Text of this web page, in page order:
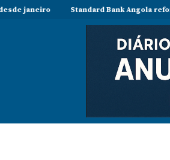
Standard Bank Angola reforça